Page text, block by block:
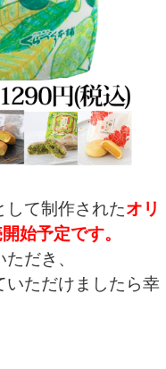
して制作されたオリ
始予定です。
だき、
いただけましたら幸